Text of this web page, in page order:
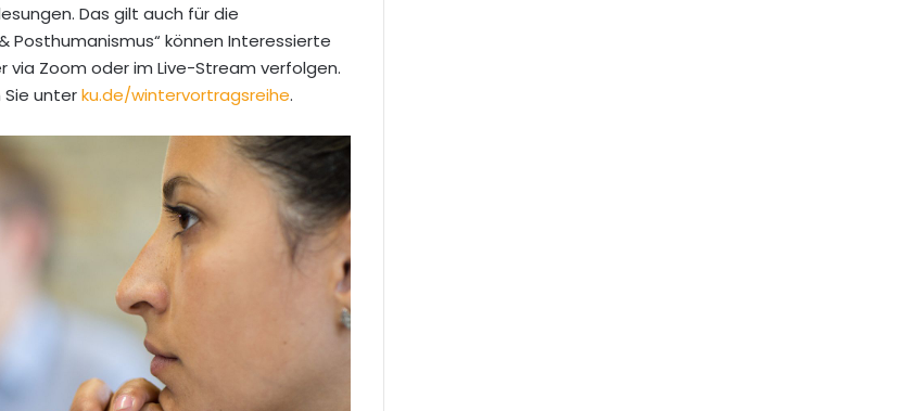
Das gilt auch für die
Posthumanismus“ können Interessierte
via Zoom oder im Live-Stream verfolgen.
unterku.de/wintervortragsreihe.